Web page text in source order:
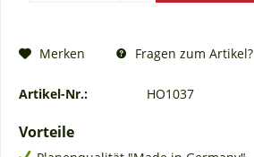
Merken Fragen zum Artikel?
Artikel-Nr.: HO1037
Vorteile